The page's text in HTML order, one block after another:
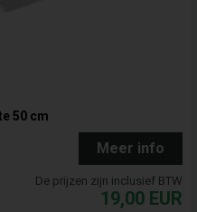
50 cm
Meer info
De prijzen zijn inclusief BTW
19,00 EUR